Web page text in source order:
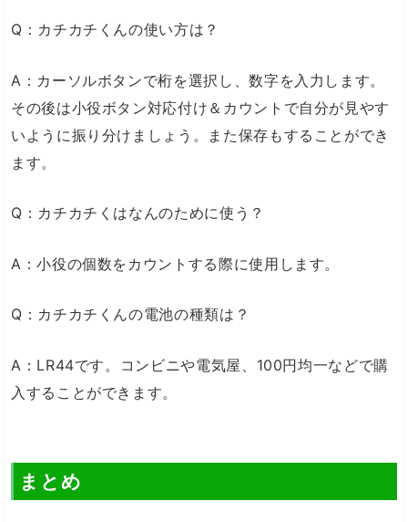
Q：カチカチくんの使い方は？
A：カーソルボタンで桁を選択し、数字を入力します。
その後は小役ボタン対応付け＆カウントで自分が見やす
いように振り分けましょう。また保存もすることができ
ます。
Q：カチカチくはなんのために使う？
A：小役の個数をカウントする際に使用します。
Q：カチカチくんの電池の種類は？
A：LR44です。コンビニや電気屋、100円均一などで購
入することができます。
まとめ